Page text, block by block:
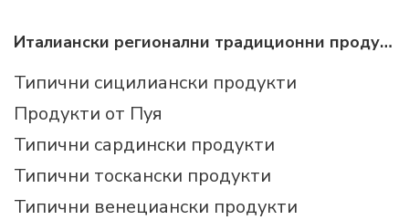
Италиански регионални традиционни продукти
Типични сицилиански продукти
Продукти от Пуя
Типични сардински продукти
Типични тоскански продукти
Типични венециански продукти